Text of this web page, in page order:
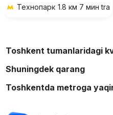
Технопарк 1.8 км 7 мин
Toshkent tumanlaridagi
Shuningdek qarang
Toshkentda metroga